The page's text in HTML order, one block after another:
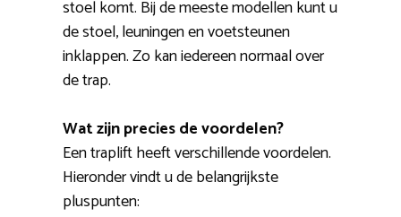
stoel komt. Bij de meeste modellen kunt u
de stoel, leuningen en voetsteunen
inklappen. Zo kan iedereen normaal over
de trap.
Wat zijn precies de voordelen?
Een traplift heeft verschillende voordelen.
Hieronder vindt u de belangrijkste
pluspunten: